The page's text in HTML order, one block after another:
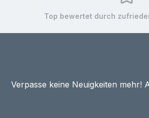
Top bewertet durch
Verpasse keine Neuigkeiten